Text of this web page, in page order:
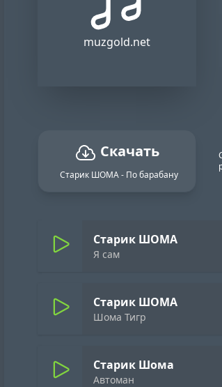
muzgold.net
Скачать
Старик ШОМА - По барабану
Старик ШОМА
Я сам
Старик ШОМА
Шома Тигр
Старик Шома
Автоман